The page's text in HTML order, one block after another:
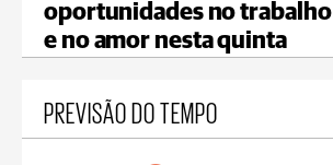
oportunidades no trabalho
e no amor nesta quinta
PREVISÃO DO TEMPO